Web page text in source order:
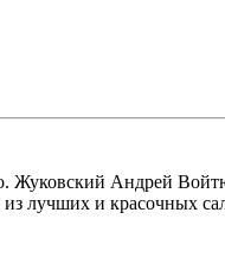
Жуковский Андрей
из лучших и красочных